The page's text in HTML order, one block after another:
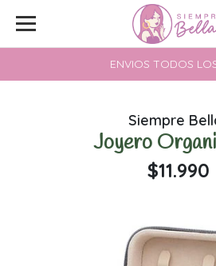
ENVIOS TODOS
Siempre
Joyero
$11.990